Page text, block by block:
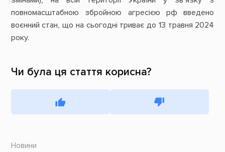
повномасштабною збройною агресією рф введено
воєнний стан, що на сьогодні триває до 13 травня 2024
року.
Чи була ця стаття корисна?
Новини